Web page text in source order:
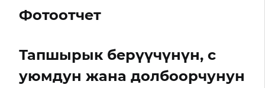
Фотоотчет
Тапшырык берүүчүнүн, с
уюмдун жана долбоорчунун